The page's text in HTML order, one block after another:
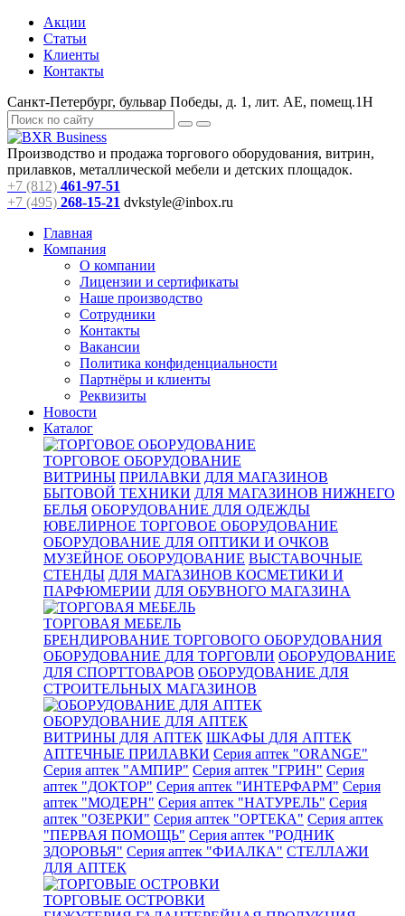
Акции
Статьи
Клиенты
Контакты
Санкт-Петербург, бульвар Победы, д. 1, лит. АЕ, помещ.1Н
Производство и продажа торгового оборудования, витрин,
прилавков, металлической мебели и детских площадок.
+7 (812) 461-97-51
+7 (495) 268-15-21 dvkstyle@inbox.ru
Главная
Компания
О компании
Лицензии и сертификаты
Наше производство
Сотрудники
Контакты
Вакансии
Политика конфиденциальности
Партнёры и клиенты
Реквизиты
Новости
Каталог
ТОРГОВОЕ ОБОРУДОВАНИЕ
ВИТРИНЫ ПРИЛАВКИ ДЛЯ МАГАЗИНОВ
БЫТОВОЙ ТЕХНИКИ ДЛЯ МАГАЗИНОВ НИЖНЕГО
БЕЛЬЯ ОБОРУДОВАНИЕ ДЛЯ ОДЕЖДЫ
ЮВЕЛИРНОЕ ТОРГОВОЕ ОБОРУДОВАНИЕ
ОБОРУДОВАНИЕ ДЛЯ ОПТИКИ И ОЧКОВ
МУЗЕЙНОЕ ОБОРУДОВАНИЕ ВЫСТАВОЧНЫЕ
СТЕНДЫ ДЛЯ МАГАЗИНОВ КОСМЕТИКИ И
ПАРФЮМЕРИИ ДЛЯ ОБУВНОГО МАГАЗИНА
ТОРГОВАЯ МЕБЕЛЬ
БРЕНДИРОВАНИЕ ТОРГОВОГО ОБОРУДОВАНИЯ
ОБОРУДОВАНИЕ ДЛЯ ТОРГОВЛИ ОБОРУДОВАНИЕ
ДЛЯ СПОРТТОВАРОВ ОБОРУДОВАНИЕ ДЛЯ
СТРОИТЕЛЬНЫХ МАГАЗИНОВ
ОБОРУДОВАНИЕ ДЛЯ АПТЕК
ВИТРИНЫ ДЛЯ АПТЕК ШКАФЫ ДЛЯ АПТЕК
АПТЕЧНЫЕ ПРИЛАВКИ Серия аптек "ORANGE"
Серия аптек "АМПИР" Серия аптек "ГРИН" Серия
аптек "ДОКТОР" Серия аптек "ИНТЕРФАРМ" Серия
аптек "МОДЕРН" Серия аптек "НАТУРЕЛЬ" Серия
аптек "ОЗЕРКИ" Серия аптек "ОРТЕКА" Серия аптек
"ПЕРВАЯ ПОМОЩЬ" Серия аптек "РОДНИК
ЗДОРОВЬЯ" Серия аптек "ФИАЛКА" СТЕЛЛАЖИ
ДЛЯ АПТЕК
ТОРГОВЫЕ ОСТРОВКИ